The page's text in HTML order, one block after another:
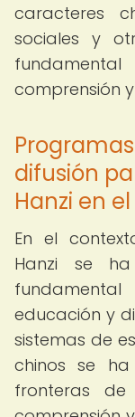
caracteres
sociales y
comprensión
difusión
Hanzi en
En el
Hanzi se
educación y
sistemas de
chinos se
fronteras